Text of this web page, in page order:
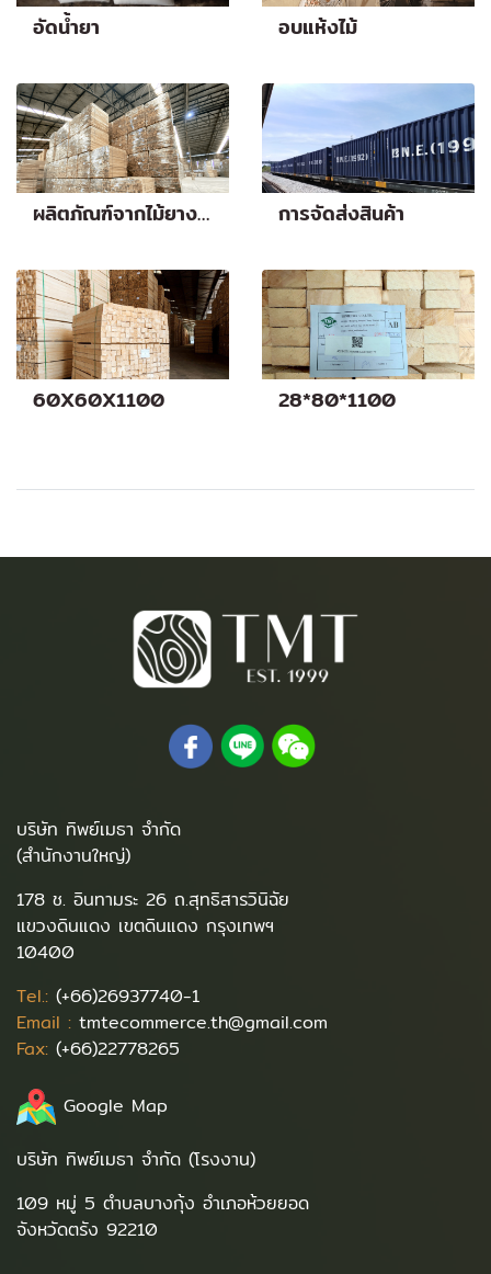
อัดน้ำยา อบแห้งไม้
ผลิตภัณฑ์จากไม้ยางพารา การจัดส่งสินค้า
60X60X1100 28*80*1100
บริษัท ทิพย์เมธา จำกัด
(สำนักงานใหญ่)
178 ช. อินทามระ 26 ถ.สุทธิสารวินิฉัย
แขวงดินแดง เขตดินแดง กรุงเทพฯ
10400
Tel.: (+66)26937740-1
Email : tmtecommerce.th@gmail.com
Fax: (+66)22778265
Google Map
บริษัท ทิพย์เมธา จำกัด (โรงงาน)
109 หมู่ 5 ตำบลบางกุ้ง อำเภอห้วยยอด
จังหวัดตรัง 92210